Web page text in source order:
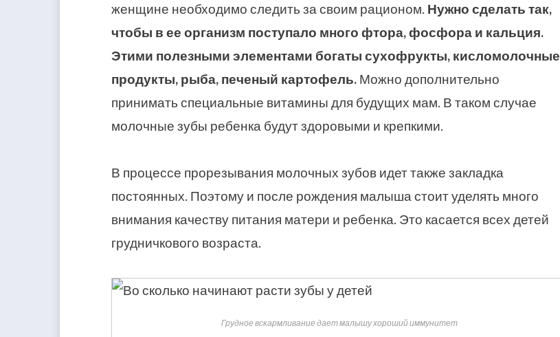
женщине необходимо следить за своим рационом. Нужно сделать так,
чтобы в ее организм поступало много фтора, фосфора и кальция.
Этими полезными элементами богаты сухофрукты, кисломолочные
продукты, рыба, печеный картофель. Можно дополнительно
принимать специальные витамины для будущих мам. В таком случае
молочные зубы ребенка будут здоровыми и крепкими.
В процессе прорезывания молочных зубов идет также закладка
постоянных. Поэтому и после рождения малыша стоит уделять много
внимания качеству питания матери и ребенка. Это касается всех детей
грудничкового возраста.
Грудное вскармливание дает малышу хороший иммунитет